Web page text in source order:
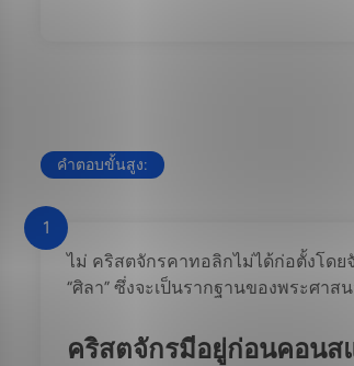
คำตอบขั้นสูง:
1
ไม่ คริสตจักรคาทอลิกไม่ได้ก่อตั้งโด
“ศิลา” ซึ่งจะเป็นรากฐานของพระศา
คริสตจักรมีอยู่ก่อนคอน